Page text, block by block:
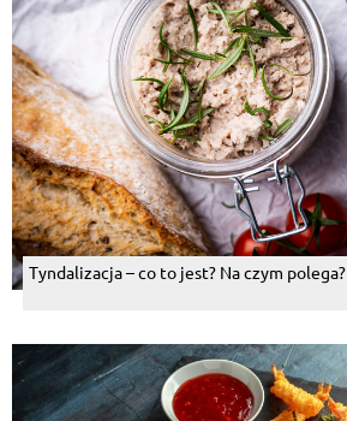
Tyndalizacja – co to jest? Na czym polega?